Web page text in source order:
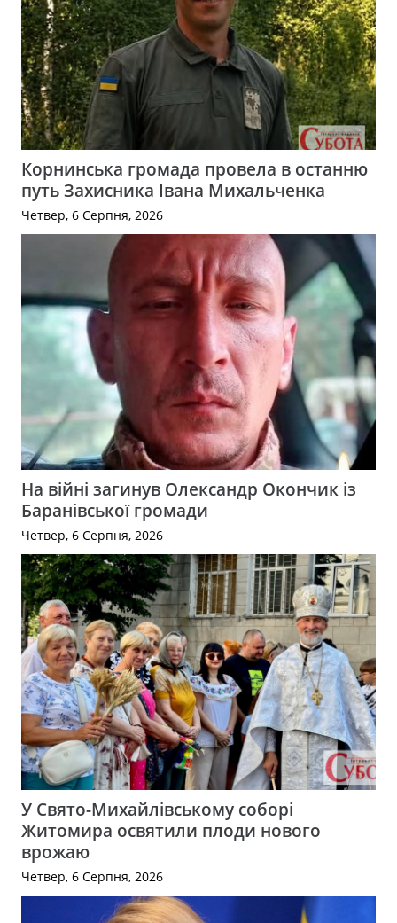
Корнинська громада провела в останню
путь Захисника Івана Михальченка
Четвер, 6 Серпня, 2026
На війні загинув Олександр Окончик із
Баранівської громади
Четвер, 6 Серпня, 2026
У Свято-Михайлівському соборі
Житомира освятили плоди нового
врожаю
Четвер, 6 Серпня, 2026